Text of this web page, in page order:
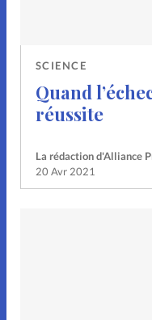
SCIENCE
Quand
réussite
La rédaction d'Alliance
20 Avr 2021